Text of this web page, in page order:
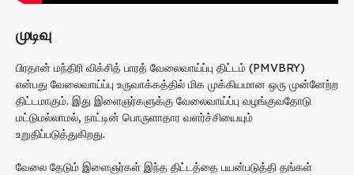
முடிவு
பிரதான் மந்திரி விக்சித் பாரத் வேலைவாய்ப்பு திட்டம் (PMVBRY)
என்பது வேலைவாய்ப்பு உருவாக்கத்தில் மிக முக்கியமான ஒரு முன்னேற்ற
திட்டமாகும். இது இளைஞர்களுக்கு வேலைவாய்ப்பு வழங்குவதோடு
மட்டுமல்லாமல், நாட்டின் பொருளாதார வளர்ச்சியையும்
உறுதிப்படுத்துகிறது.
வேலை தேடும் இளைஞர்கள் இந்த திட்டத்தை பயன்படுத்தி தங்கள்